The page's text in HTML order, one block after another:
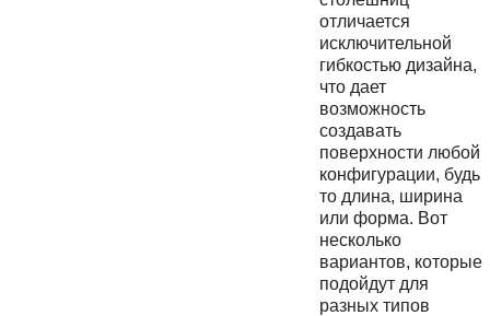
отличается
исключительной
гибкостью дизайна,
что дает
возможность
создавать
поверхности любой
конфигурации, будь
то длина, ширина
или форма. Вот
несколько
вариантов, которые
подойдут для
разных типов